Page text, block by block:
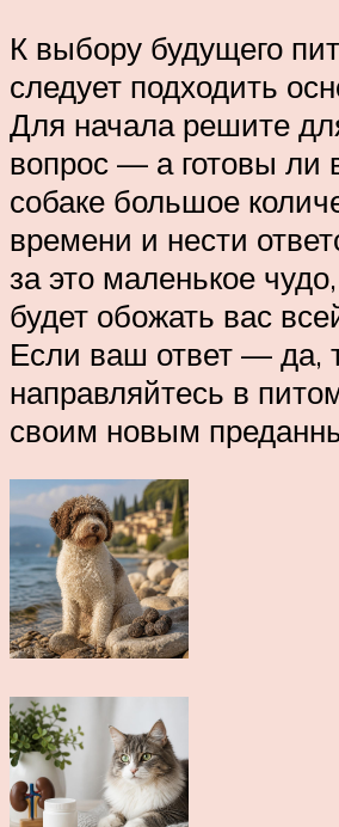
К выбору будущего
следует подходить
Для начала решите
вопрос — а готовы ли
собаке большое
времени и нести
за это маленькое
будет обожать вас
Если ваш ответ — да,
направляйтесь в
своим новым